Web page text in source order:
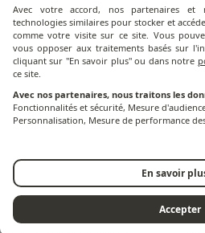
Avec votre accord, nos partenaires et
technologies similaires pour stocker et
comme votre visite sur ce site. Vous
vous opposer aux traitements basés sur
cliquant sur "En savoir plus" ou dans notre
ce site.
Avec nos partenaires, nous traitons les
Fonctionnalités et sécurité, Mesure
Personnalisation, Mesure de performance
En savoir
Accepter